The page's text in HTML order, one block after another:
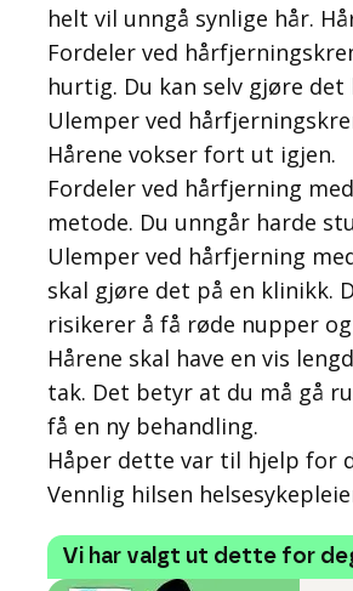
helt vil unngå synlige hår.
Fordeler ved
hurtig. Du kan selv gjøre
Ulemper ved
Hårene vokser fort ut igjen.
Fordeler ved hårfjerning
metode. Du unngår harde
Ulemper ved hårfjerning
skal gjøre det på en klinikk.
risikerer å få røde nupper
Hårene skal have en vis
tak. Det betyr at du må gå
få en ny behandling.
Håper dette var til hjelp for
Vennlig hilsen
Vi har valgt ut dette for